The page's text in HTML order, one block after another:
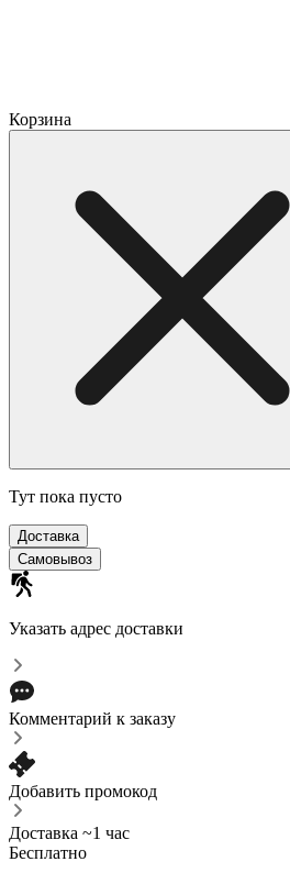
Корзина
Тут пока пусто
Доставка
Самовывоз
Указать адрес доставки
Комментарий к заказу
Добавить промокод
Доставка ~1 час
Бесплатно